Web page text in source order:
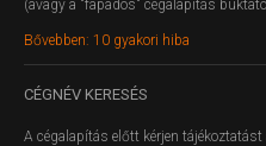
(avagy a "fapados" cégalapítás
Bővebben: 10 gyakori hiba
CÉGNÉV KERESÉS
A cégalapítás előtt kérjen tájékoztatást